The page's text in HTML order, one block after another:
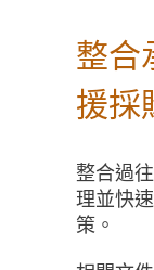
整合
援採
整合過
理並快
策。